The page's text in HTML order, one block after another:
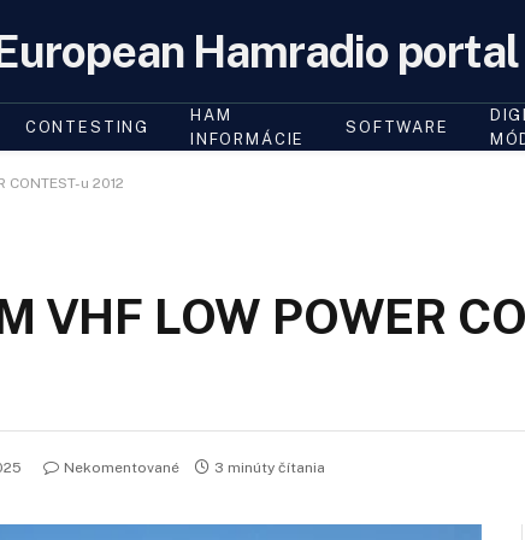
Hamradio portal
CONTESTING
HAM
INFORMÁCIE
SOFTWARE
u 2012
VHF LOW POWER
Nekomentované 3 minúty čítania